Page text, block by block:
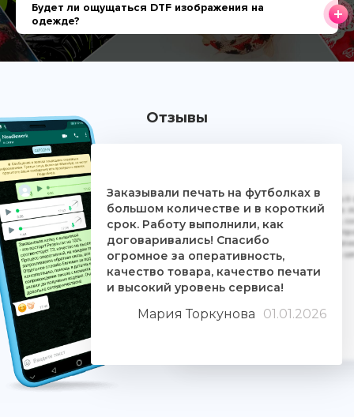
Будет ли ощущаться DTF изображения на
одежде?
Отзывы
Заказывали печать на футболках в
большом количестве и в короткий
срок. Работу выполнили, как
договаривались! Спасибо
огромное за оперативность,
качество товара, качество печати
и высокий уровень сервиса!
Мария Торкунова 01.01.2026
Дочке на 18-летие решили заказать
ребятам. Времени было всего сутки.
взялись за работу, сделали макеты,
Огромное им спасибо. Дочка была
знают свое дело и отдаются ему
людьми. Качество печати